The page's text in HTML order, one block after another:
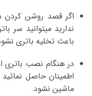
اگر قصد روشن کردن
ندارید میتوانید سر
باعث تخلیه باتری
در هنگام نصب باتری
اطمینان حاصل
ماشین نشود.